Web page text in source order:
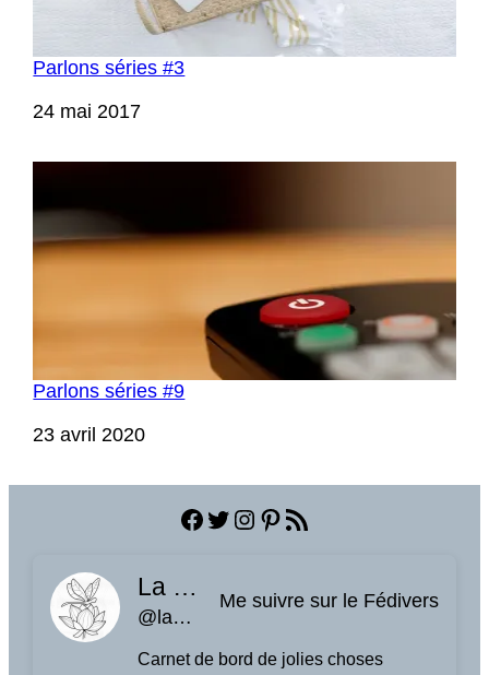
Parlons séries #3
Date
24 mai 2017
Parlons séries #9
Date
23 avril 2020
Facebook
Twitter
Instagram
Pinterest
Flux RSS
La planque à libellules
@laplanquealibellules.fr@www.laplanquealibellules.fr
Me suivre sur le Fédivers
Carnet de bord de jolies choses